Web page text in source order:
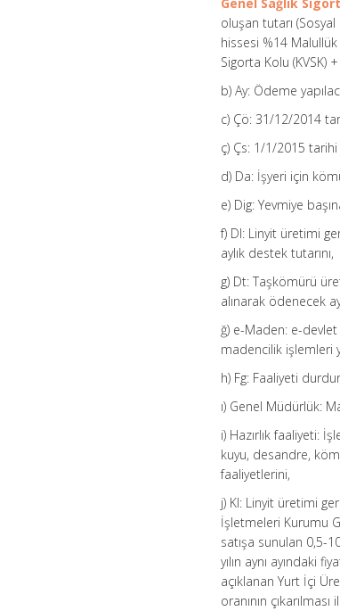
Genel Sağlık
oluşan tutarı
hissesi %14 Malullük
Sigorta Kolu
b) Ay: Ödeme
c) Çö: 31/12/2014
ç) Çs: 1/1/2015
d) Da: İşyeri için
e) Dig: Yevmiye
f) Dl: Linyit üretimi
aylık destek tutarını,
g) Dt: Taşkömürü
alınarak ödenecek
ğ) e-Maden: e-
madencilik işlemleri
h) Fg: Faaliyeti
ı) Genel Müdürlük:
i) Hazırlık faaliyeti:
kuyu, desandre,
faaliyetlerini,
j) Kl: Linyit üretimi
İşletmeleri Kurumu
satışa sunulan 0,5-
yılın aynı ayındaki
açıklanan Yurt İçi
oranının